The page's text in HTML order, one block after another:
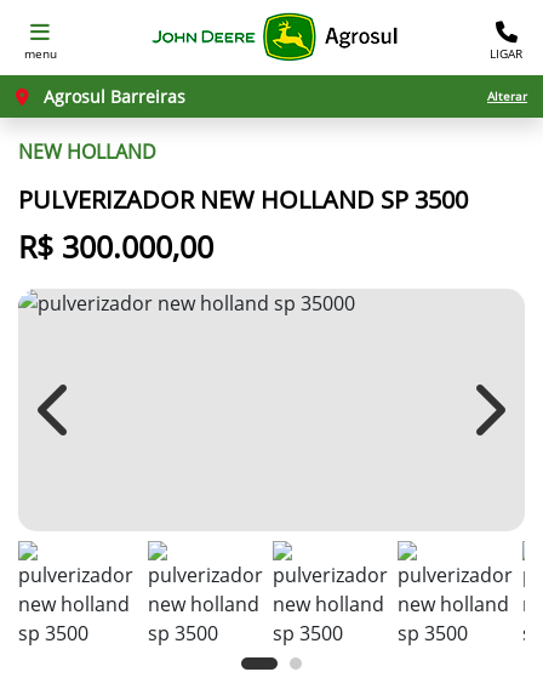
menu LIGAR
Agrosul Barreiras Alterar
NEW HOLLAND
PULVERIZADOR NEW HOLLAND SP 3500
R$ 300.000,00
Previous Next